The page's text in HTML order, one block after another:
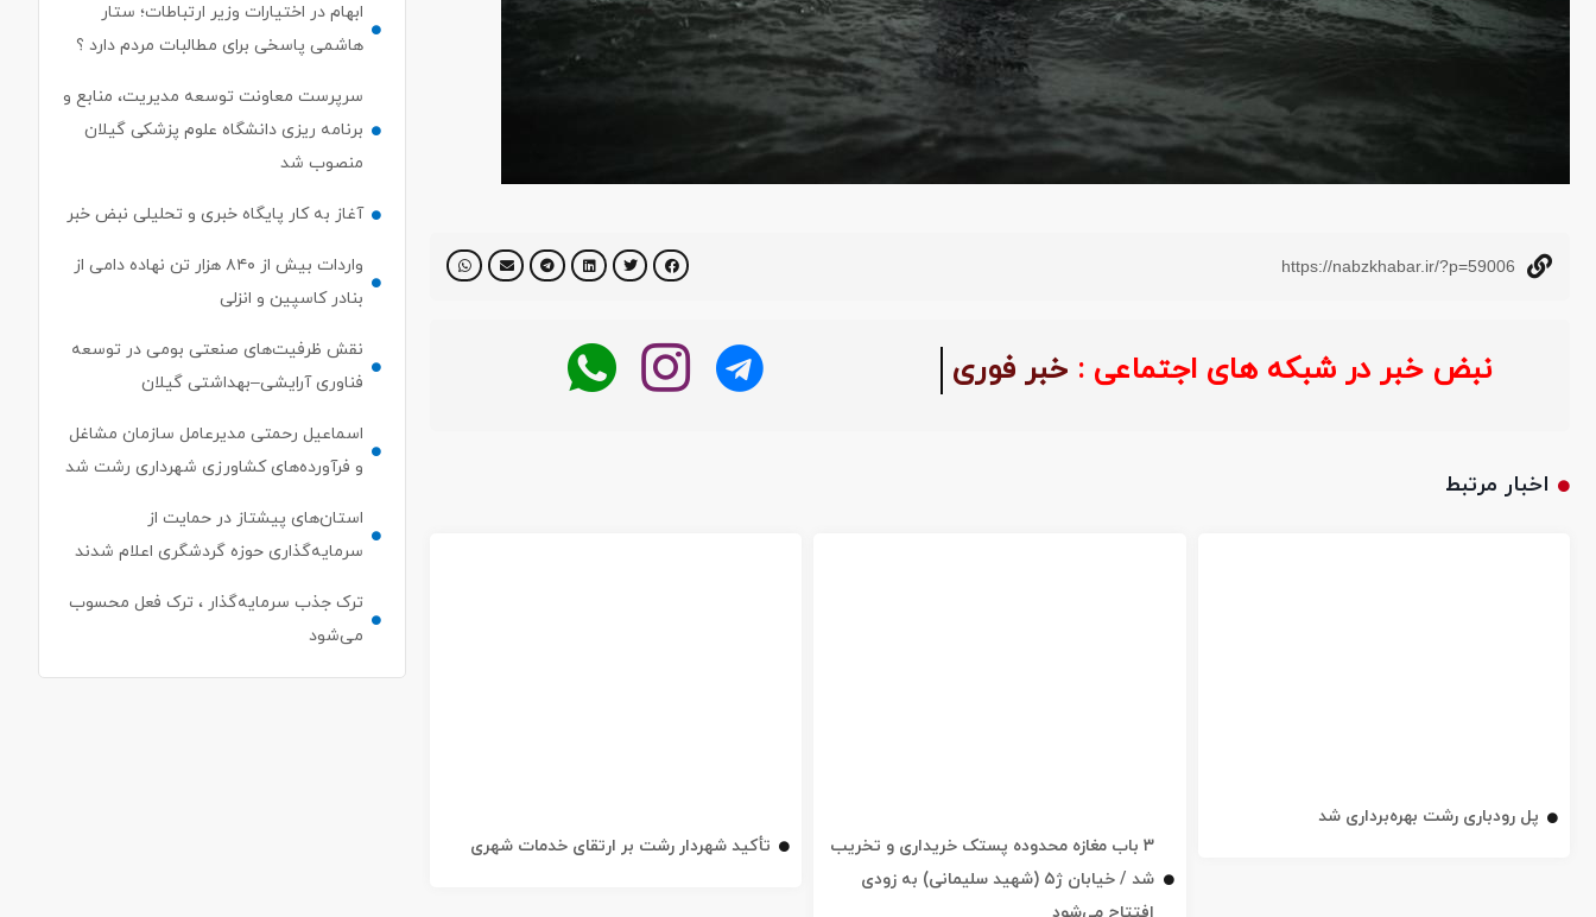
https://nabzkhabar.ir/?p=59006
نبض خبر در شبکه های اجتماعی : خبر فوری
اخبار مرتبط
پل رودباری رشت بهره‌برداری شد
۳ باب مغازه محدوده پستک خریداری و تخریب
شد / خیابان ژ۵ (شهید سلیمانی) به زودی
افتتاح می‌شود
تأکید شهردار رشت بر ارتقای خدمات شهری
ابهام در اختیارات وزیر ارتباطات؛ ستار
هاشمی پاسخی برای مطالبات مردم دارد ؟
سرپرست معاونت توسعه مدیریت، منابع و
برنامه ریزی دانشگاه علوم پزشکی گیلان
منصوب شد
آغاز به کار پایگاه خبری و تحلیلی نبض خبر
واردات بیش از ۸۴۰ هزار تن نهاده دامی از
بنادر كاسپین و انزلی
نقش ظرفیت‌های صنعتی بومی در توسعه
فناوری آرایشی–بهداشتی گیلان
اسماعیل رحمتی مدیرعامل سازمان مشاغل
و فرآورده‌های کشاورزی شهرداری رشت شد
استان‌های پیشتاز در حمایت از
سرمایه‌گذاری حوزه گردشگری اعلام شدند
ترک جذب سرمایه‌گذار ، ترک فعل محسوب
می‌شود